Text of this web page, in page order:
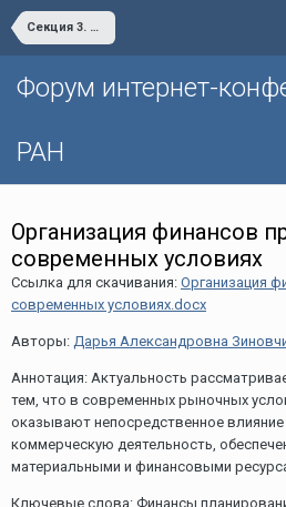
Секция 3. «Проблемы и актуальные вопросы развития финансовой системы»
Форум интернет-
РАН
Организация финансов
современных условиях
Ссылка для скачивания: Организация
современных условиях.docx
Авторы: Дарья Александровна
Аннотация: Актуальность
тем, что в современных рыночных
оказывают непосредственное
коммерческую деятельность,
материальными и финансовыми
Ключевые слова: Финансы